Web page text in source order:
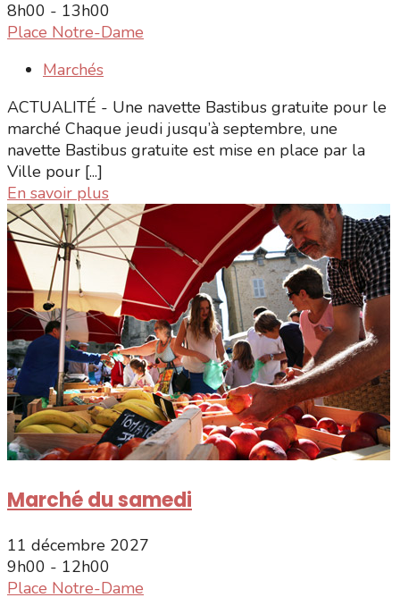
8h00 - 13h00
Place Notre-Dame
Marchés
ACTUALITÉ - Une navette Bastibus gratuite pour le
marché Chaque jeudi jusqu’à septembre, une
navette Bastibus gratuite est mise en place par la
Ville pour [...]
En savoir plus
Marché du samedi
11 décembre 2027
9h00 - 12h00
Place Notre-Dame